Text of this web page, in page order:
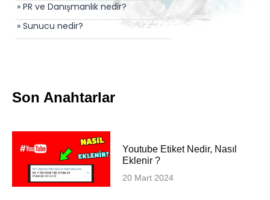
» PR ve Danışmanlık nedir?
» Sunucu nedir?
Son Anahtarlar
Youtube Etiket Nedir, Nasıl
Eklenir ?
20 Mart 2024